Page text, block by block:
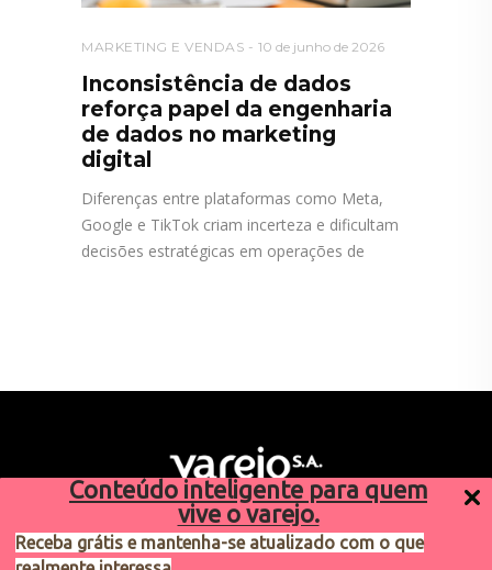
Conteúdo inteligente para quem
vive o varejo.
Receba grátis e mantenha-se atualizado com o que
MARKETING E VENDAS 10 de junho de 2026
Inconsistência de dados
reforça papel da engenharia
de dados no marketing
digital
Diferenças entre plataformas como Meta,
Google e TikTok criam incerteza e dificultam
decisões estratégicas em operações de